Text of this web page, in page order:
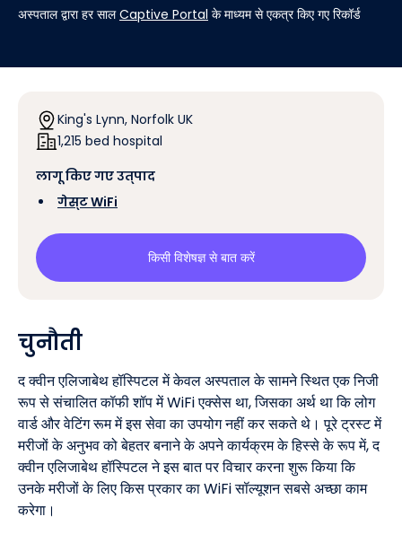
अस्पताल द्वारा हर सालCaptive Portal के माध्यम से एकत्र किए गए रिकॉर्ड
King's Lynn, Norfolk UK
1,215 bed hospital
लागू किए गए उत्पाद
गेस्ट WiFi
किसी विशेषज्ञ से बात करें
चुनौती
द क्वीन एलिजाबेथ हॉस्पिटल में केवल अस्पताल के सामने स्थित एक निजी
रूप से संचालित कॉफी शॉप में WiFi एक्सेस था, जिसका अर्थ था कि लोग
वार्ड और वेटिंग रूम में इस सेवा का उपयोग नहीं कर सकते थे। पूरे ट्रस्ट में
मरीजों के अनुभव को बेहतर बनाने के अपने कार्यक्रम के हिस्से के रूप में, द
क्वीन एलिजाबेथ हॉस्पिटल ने इस बात पर विचार करना शुरू किया कि
उनके मरीजों के लिए किस प्रकार का WiFi सॉल्यूशन सबसे अच्छा काम
करेगा।